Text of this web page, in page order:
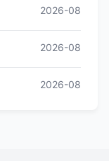
2026-08
2026-08
2026-08